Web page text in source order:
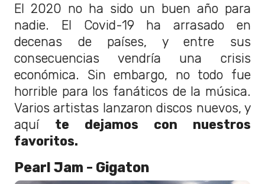
El 2020 no ha sido un buen año para
nadie. El Covid-19 ha arrasado en
decenas de países, y entre sus
consecuencias vendría una crisis
económica. Sin embargo, no todo fue
horrible para los fanáticos de la música.
Varios artistas lanzaron discos nuevos, y
aquí te dejamos con nuestros
favoritos.
Pearl Jam - Gigaton